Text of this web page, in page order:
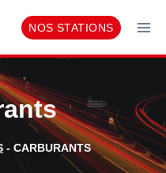
NOS STATIONS
- CARBURANTS